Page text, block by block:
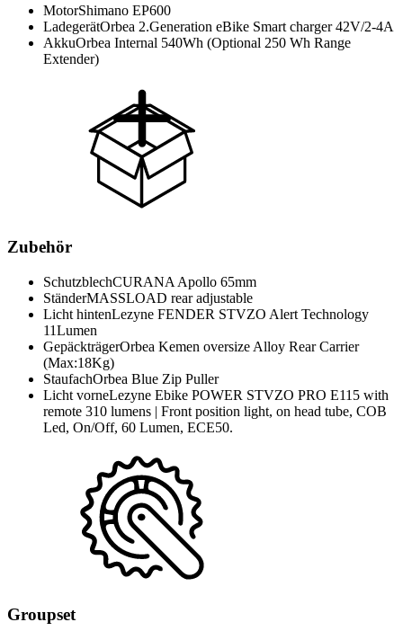
MotorShimano EP600
LadegerätOrbea 2.Generation eBike Smart charger 42V/2-4A
AkkuOrbea Internal 540Wh (Optional 250 Wh Range
Extender)
Zubehör
SchutzblechCURANA Apollo 65mm
StänderMASSLOAD rear adjustable
Licht hintenLezyne FENDER STVZO Alert Technology
11Lumen
GepäckträgerOrbea Kemen oversize Alloy Rear Carrier
(Max:18Kg)
StaufachOrbea Blue Zip Puller
Licht vorneLezyne Ebike POWER STVZO PRO E115 with
remote 310 lumens | Front position light, on head tube, COB
Led, On/Off, 60 Lumen, ECE50.
Groupset